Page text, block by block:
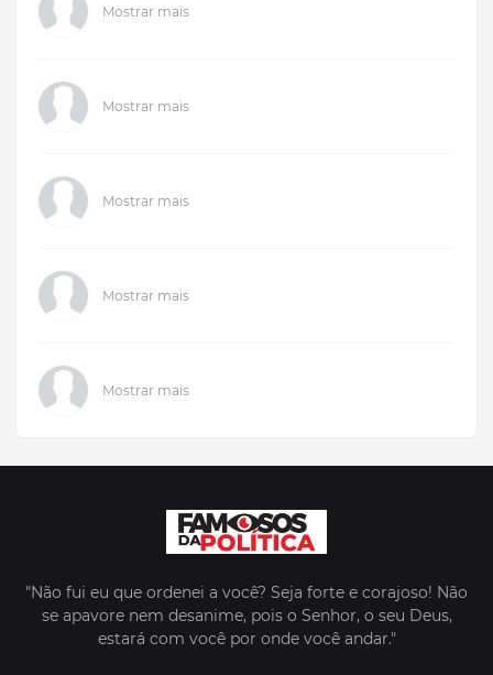
Mostrar mais
Mostrar mais
Mostrar mais
Mostrar mais
Mostrar mais
"Não fui eu que ordenei a você? Seja forte e corajoso! Não
se apavore nem desanime, pois o Senhor, o seu Deus,
estará com você por onde você andar."